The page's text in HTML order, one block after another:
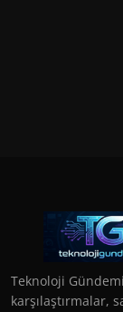
Teknoloji
karşılaştırmalar,